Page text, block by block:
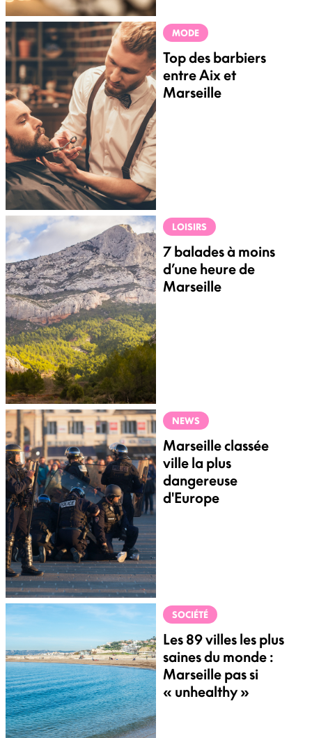
MODE
Top des barbiers
entre Aix et
Marseille
LOISIRS
7 balades à moins
d’une heure de
Marseille
NEWS
Marseille classée
ville la plus
dangereuse
d'Europe
SOCIÉTÉ
Les 89 villes les plus
saines du monde :
Marseille pas si
« unhealthy »